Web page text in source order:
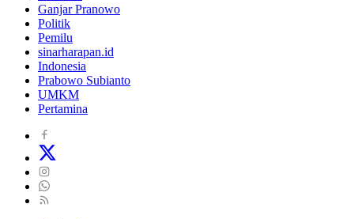
Ganjar Pranowo
Politik
Pemilu
sinarharapan.id
Indonesia
Prabowo Subianto
UMKM
Pertamina